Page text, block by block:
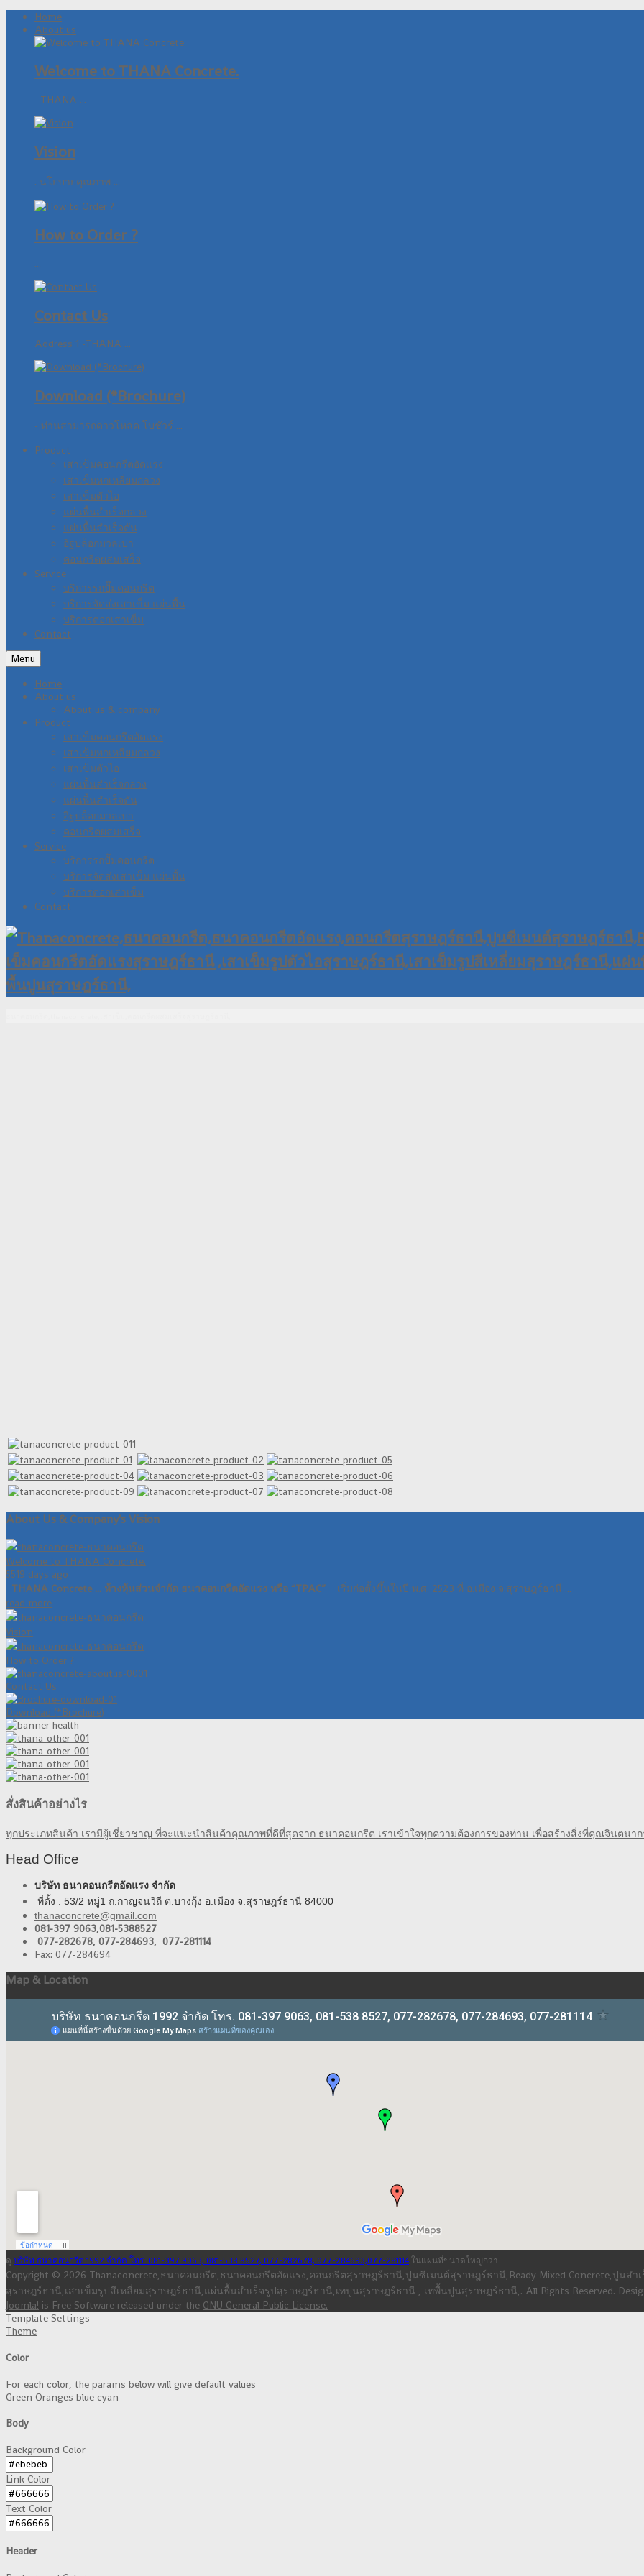
Home
About us
Welcome to THANA Concrete.
THANA ...
Vision
. นโยบายคุณภาพ ...
How to Order ?
...
Contact Us
Address 1 -THANA ...
Download (*Brochure)
- ท่านสามารถดาวโหลด โบชัวร์ ...
Product
เสาเข็มคอนกรีตอัดแรง
เสาเข็มหกเหลี่ยมกลวง
เสาเข็มตัวไอ
แผ่นพื้นสำเร็จกลวง
แผ่นพื้นสำเร็จตัน
อิฐบล็อกมวลเบา
คอนกรีตผสมเสร็จ
Service
บริการรถปั๊มคอนกรีต
บริการจัดส่งเสาเข็ม แผ่นพื้น
บริการตอกเสาเข็ม
Contact
Menu
Home
About us
About us & company
Product
เสาเข็มคอนกรีตอัดแรง
เสาเข็มหกเหลี่ยมกลวง
เสาเข็มตัวไอ
แผ่นพื้นสำเร็จกลวง
แผ่นพื้นสำเร็จตัน
อิฐบล็อกมวลเบา
คอนกรีตผสมเสร็จ
Service
บริการรถปั๊มคอนกรีต
บริการจัดส่งเสาเข็ม แผ่นพื้น
บริการตอกเสาเข็ม
Contact
About Us & Company's Vision
Welcome to THANA Concrete.
5519 days ago
THANA Concrete ... ห้างหุ้นส่วนจำกัด ธนาคอนกรีตอัดแรง หรือ “TPAC”
เริ่มก่อตั้งขึ้นในปี พ.ศ. 2523 ที่ อ.เมือง จ.สุราษฎร์ธานี ...
read more
Vision
How to Order ?
Contact Us
Download (*Brochure)
สั่งสินค้าอย่างไร
ทุกประเภทสินค้า เรามีผู้เชี่ยวชาญ ที่จะแนะนำสินค้าคุณภาพที่ดีที่สุดจาก ธนาคอนกรีต เราเข้าใจทุกความต้องการของท่าน เพื่อสร้างสิ่งที่คุณจินตนา
Head Office
บริษัท ธนาคอนกรีตอัดแรง จำกัด
ที่ตั้ง : 53/2 หมู่1 ถ.กาญจนวิถี ต.บางกุ้ง อ.เมือง จ.สุราษฎร์ธานี 84000
thanaconcrete@gmail.com
081-397 9063,081-5388527
077-282678, 077-284693, 077-281114
Fax: 077-284694
Map & Location
ดู บริษัท ธนาคอนกรีต 1992 จำกัด โทร. 081-397 9063, 081-538 8527, 077-282678, 077-284693,077-281114 ในแผนที่ขนาดใหญ่กว่า
Copyright © 2026 Thanaconcrete,ธนาคอนกรีต,ธนาคอนกรีตอัดแรง,คอนกรีตสุราษฎร์ธานี,ปูนซีเมนต์สุราษฎร์ธานี,Ready Mixed Concrete,ปูนส
สุราษฎร์ธานี,เสาเข็มรูปสีเหลี่ยมสุราษฎร์ธานี,แผ่นพื้นสำเร็จรูปสุราษฎร์ธานี,เทปูนสุราษฎร์ธานี , เทพื้นปูนสุราษฎร์ธานี,. All Rights Reserved.
Joomla! is Free Software released under the GNU General Public License.
Template Settings
Theme
Color
For each color, the params below will give default values
Green Oranges blue cyan
Body
Background Color
Link Color
Text Color
Header